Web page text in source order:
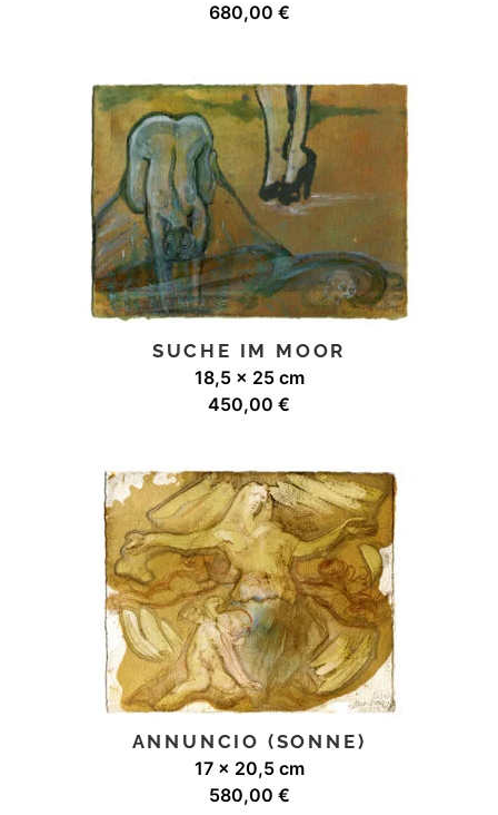
680,00 €
SUCHE IM MOOR
18,5 x 25 cm
450,00 €
ANNUNCIO (SONNE)
17 x 20,5 cm
580,00 €